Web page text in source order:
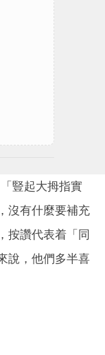
豎起大拇指實
沒有什麼要補充
按讚代表着「同
說，他們多半喜